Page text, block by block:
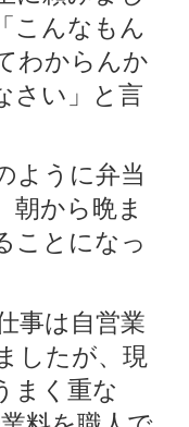
こんなもん
わからんか
さい」と言
ように弁当
朝から晩ま
ことになっ
事は自営業
したが、現
まく重な